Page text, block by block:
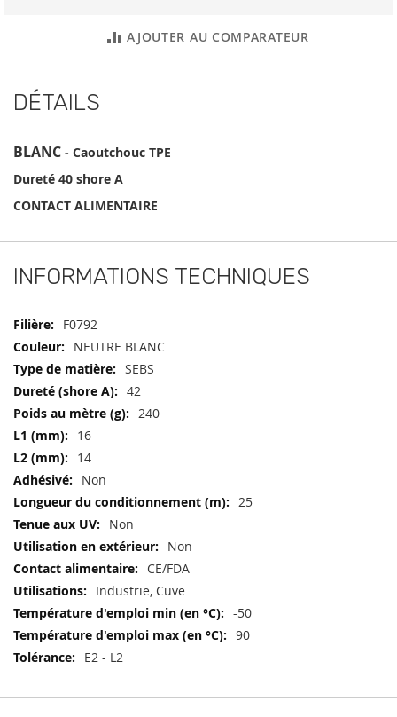
AJOUTER AU COMPARATEUR
DÉTAILS
BLANC - Caoutchouc TPE
Dureté 40 shore A
CONTACT ALIMENTAIRE
INFORMATIONS TECHNIQUES
Informations
techniques
F0792
NEUTRE BLANC
SEBS
42
240
16
14
Non
25
Non
Non
CE/FDA
Industrie, Cuve
-50
90
E2 - L2